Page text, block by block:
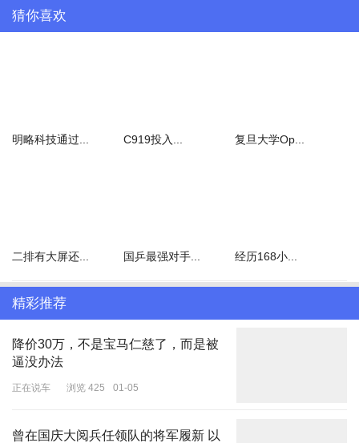
特别搞笑的是向佐，还把郭碧婷标注成大女儿，怀里的标注上小儿
向太在采访时，还夸郭碧婷带娃很辛苦，恨不能挤出两滴眼泪，表达
对郭碧婷的感激，原来女儿眼中，还是和爸爸最亲。
猜你喜欢
明略科技通过... C919投入... 复旦大学Op...
二排有大屏还... 国乒最强对手... 经历168小...
精彩推荐
降价30万，不是宝马仁慈了，而是被
逼没办法
正在说车 浏览 425 01-05
曾在国庆大阅兵任领队的将军履新 以